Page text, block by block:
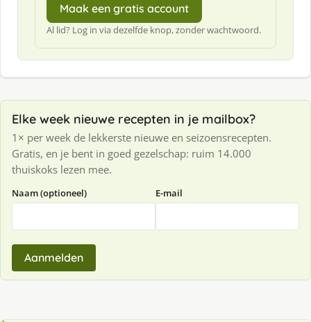
Maak een gratis account
Al lid? Log in via dezelfde knop, zonder wachtwoord.
Elke week nieuwe recepten in je mailbox?
1× per week de lekkerste nieuwe en seizoensrecepten.
Gratis, en je bent in goed gezelschap: ruim 14.000
thuiskoks lezen mee.
Naam (optioneel) E-mail
Aanmelden